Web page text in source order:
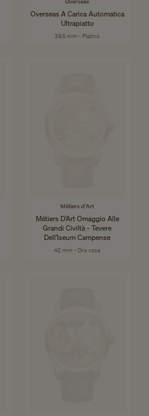
Overseas A Carica Automatica
Ultrapiatto
39,5 mm - Platino
Métiers d'Art
Métiers D’Art Omaggio Alle
Grandi Civiltà - Tevere
Dell’Iseum Campense
42 mm - Oro rosa